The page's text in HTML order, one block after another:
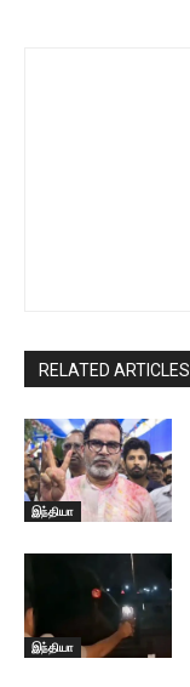
RELATED ARTICLES
இந்தியா
இந்தியா